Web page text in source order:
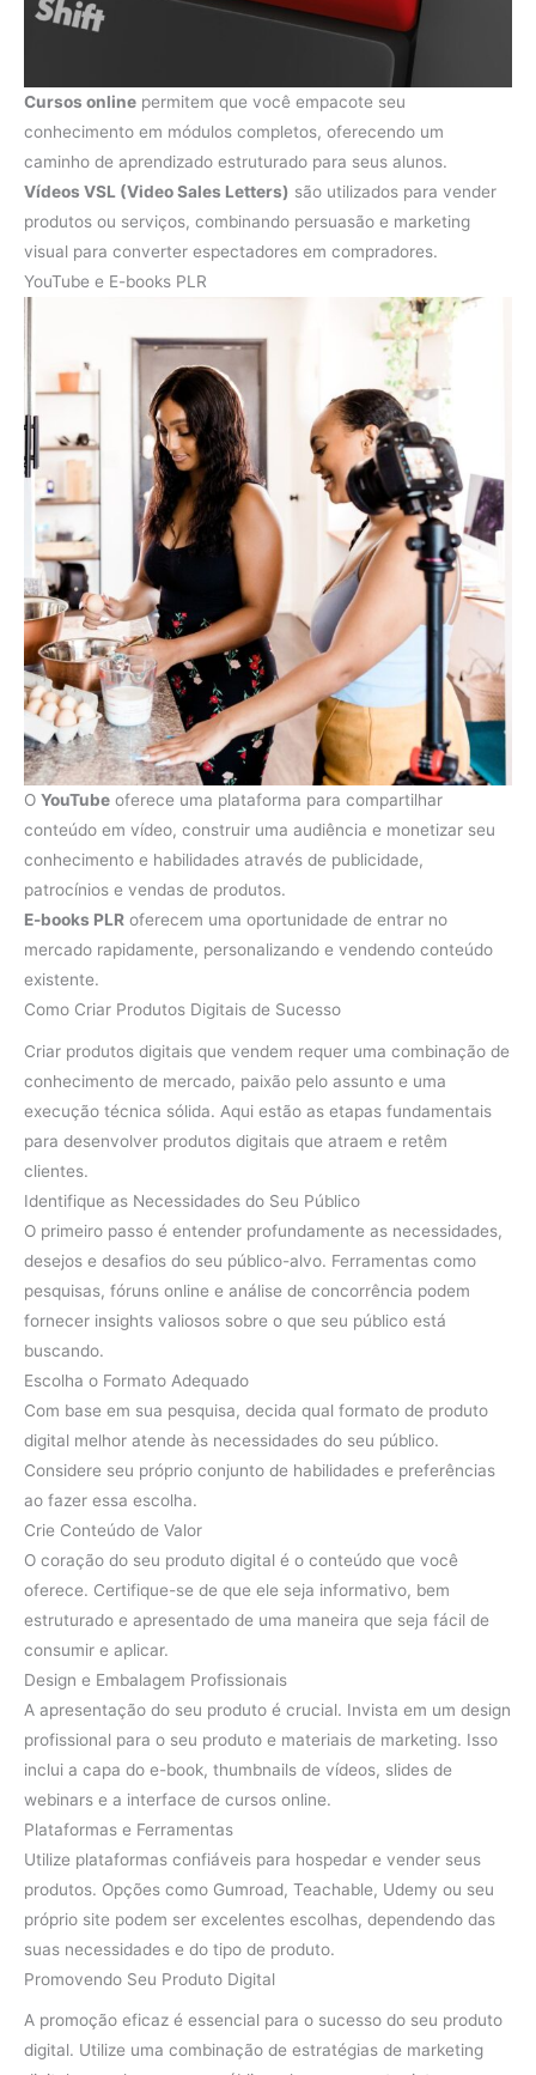
Cursos online permitem que você empacote seu
conhecimento em módulos completos, oferecendo um
caminho de aprendizado estruturado para seus alunos.
Vídeos VSL (Video Sales Letters) são utilizados para vender
produtos ou serviços, combinando persuasão e marketing
visual para converter espectadores em compradores.
YouTube e E-books PLR
O YouTube oferece uma plataforma para compartilhar
conteúdo em vídeo, construir uma audiência e monetizar seu
conhecimento e habilidades através de publicidade,
patrocínios e vendas de produtos.
E-books PLR oferecem uma oportunidade de entrar no
mercado rapidamente, personalizando e vendendo conteúdo
existente.
Como Criar Produtos Digitais de Sucesso
Criar produtos digitais que vendem requer uma combinação de
conhecimento de mercado, paixão pelo assunto e uma
execução técnica sólida. Aqui estão as etapas fundamentais
para desenvolver produtos digitais que atraem e retêm
clientes.
Identifique as Necessidades do Seu Público
O primeiro passo é entender profundamente as necessidades,
desejos e desafios do seu público-alvo. Ferramentas como
pesquisas, fóruns online e análise de concorrência podem
fornecer insights valiosos sobre o que seu público está
buscando.
Escolha o Formato Adequado
Com base em sua pesquisa, decida qual formato de produto
digital melhor atende às necessidades do seu público.
Considere seu próprio conjunto de habilidades e preferências
ao fazer essa escolha.
Crie Conteúdo de Valor
O coração do seu produto digital é o conteúdo que você
oferece. Certifique-se de que ele seja informativo, bem
estruturado e apresentado de uma maneira que seja fácil de
consumir e aplicar.
Design e Embalagem Profissionais
A apresentação do seu produto é crucial. Invista em um design
profissional para o seu produto e materiais de marketing. Isso
inclui a capa do e-book, thumbnails de vídeos, slides de
webinars e a interface de cursos online.
Plataformas e Ferramentas
Utilize plataformas confiáveis para hospedar e vender seus
produtos. Opções como Gumroad, Teachable, Udemy ou seu
próprio site podem ser excelentes escolhas, dependendo das
suas necessidades e do tipo de produto.
Promovendo Seu Produto Digital
A promoção eficaz é essencial para o sucesso do seu produto
digital. Utilize uma combinação de estratégias de marketing